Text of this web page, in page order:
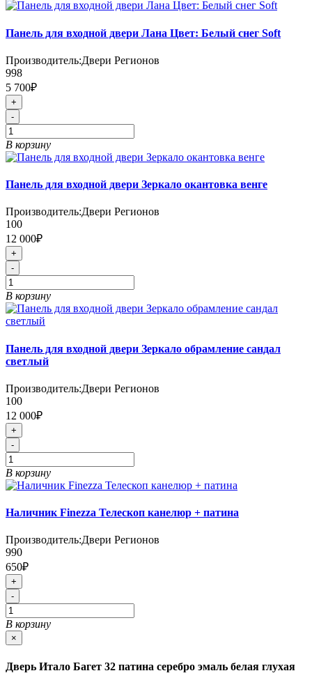
Панель для входной двери Лана Цвет: Белый снег Soft
Производитель:Двери Регионов
998
5 700₽
+
-
В корзину
Панель для входной двери Зеркало окантовка венге
Производитель:Двери Регионов
100
12 000₽
+
-
В корзину
Панель для входной двери Зеркало обрамление сандал
светлый
Производитель:Двери Регионов
100
12 000₽
+
-
В корзину
Наличник Finezza Телескоп канелюр + патина
Производитель:Двери Регионов
990
650₽
+
-
В корзину
×
Дверь Итало Багет 32 патина серебро эмаль белая глухая